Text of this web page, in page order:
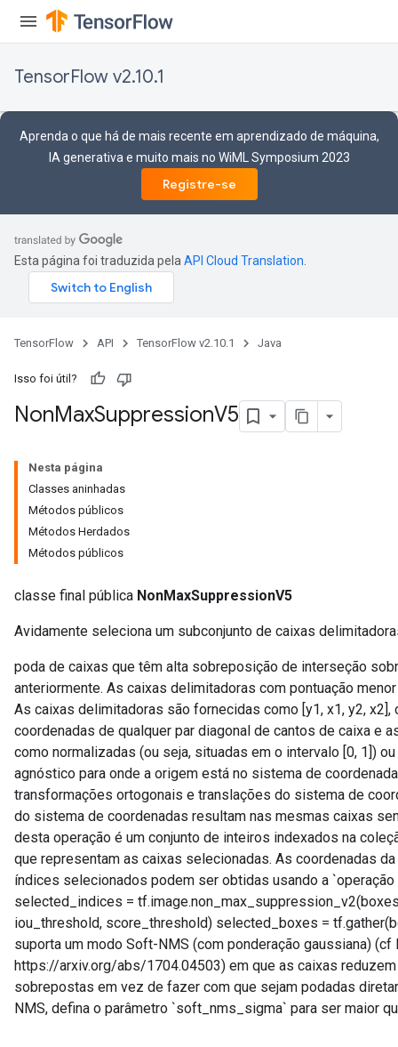
TensorFlow v2.10.1
Aprenda o que há de mais recente em aprendizado de máquina,
IA generativa e muito mais no WiML Symposium 2023
Registre-se
Esta página foi traduzida pela API Cloud Translation
TensorFlow API TensorFlow v2.10.1 Java
Isso foi útil?
NonMaxSuppressionV5
Nesta página
Classes aninhadas
Métodos públicos
Métodos Herdados
Métodos públicos
classe final pública NonMaxSuppressionV5
Avidamente seleciona um subconjunto de caixas
poda de caixas que têm alta sobreposição de interseção
anteriormente. As caixas delimitadoras com pontuação
As caixas delimitadoras são fornecidas como [y1, x1, y2, x2],
coordenadas de qualquer par diagonal de cantos de caixa e
como normalizadas (ou seja, situadas em o intervalo [0, 1])
agnóstico para onde a origem está no sistema de
transformações ortogonais e translações do sistema de
do sistema de coordenadas resultam nas mesmas caixas
desta operação é um conjunto de inteiros indexados na
que representam as caixas selecionadas. As coordenadas
índices selecionados podem ser obtidas usando a
selected_indices =
iou_threshold, score_threshold) selected_boxes =
suporta um modo Soft-NMS (com ponderação gaussiana) (cf
https://arxiv.org/abs/1704.04503) em que as caixas
sobrepostas em vez de fazer com que sejam podadas
NMS, defina o parâmetro `soft_nms_sigma` para ser maior